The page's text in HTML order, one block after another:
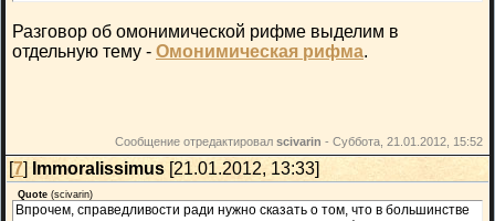
Разговор об омонимической рифме выделим в
отдельную тему - Омонимическая рифма.
Сообщение отредактировал scivarin - Суббота, 21.01.2012, 15:52
[7] Immoralissimus [21.01.2012, 13:33]
Quote (scivarin)
Впрочем, справедливости ради нужно сказать о том, что в большинстве